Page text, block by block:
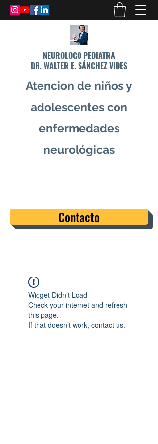
NEUROLOGO PEDIATRA
DR. WALTER E. SÁNCHEZ VIDES
Atencion de niños y
adolescentes con
enfermedades
neurológicas
Contacto
Widget Didn’t Load
Check your internet and refresh
this page.
If that doesn’t work, contact us.